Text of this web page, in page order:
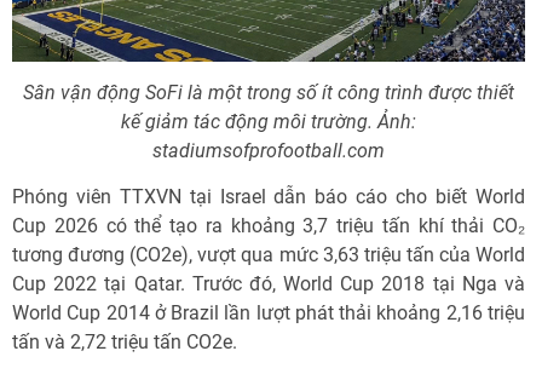
Sân vận động SoFi là một trong số ít công trình được thiết
kế giảm tác động môi trường. Ảnh:
stadiumsofprofootball.com
Phóng viên TTXVN tại Israel dẫn báo cáo cho biết World
Cup 2026 có thể tạo ra khoảng 3,7 triệu tấn khí thải CO₂
tương đương (CO2e), vượt qua mức 3,63 triệu tấn của World
Cup 2022 tại Qatar. Trước đó, World Cup 2018 tại Nga và
World Cup 2014 ở Brazil lần lượt phát thải khoảng 2,16 triệu
tấn và 2,72 triệu tấn CO2e.